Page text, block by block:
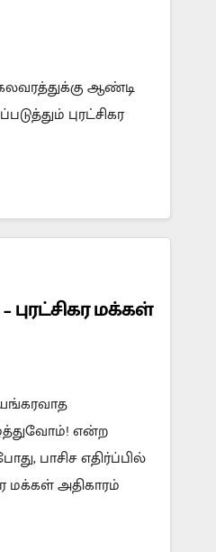
ஆண்டி
புரட்சிகர
மக்கள்
என்ற
பாசிச எதிர்ப்பில்
மக்கள் அதிகாரம்